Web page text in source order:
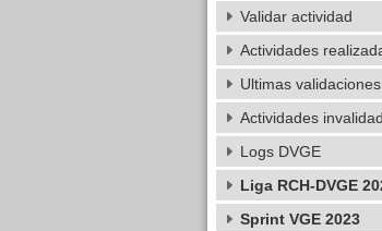
Validar actividad
Actividades
Ultimas validaciones
Actividades
Logs DVGE
Liga RCH-DVGE
Sprint VGE 2023